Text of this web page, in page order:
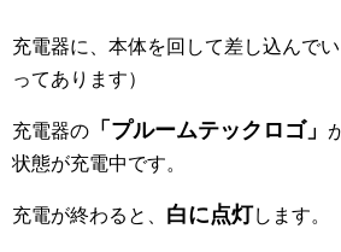
充電器に、本体を回して差し込んで
ってあります）
充電器の 「プルームテックロゴ」
状態が充電中です。
充電が終わると、 白に点灯します。